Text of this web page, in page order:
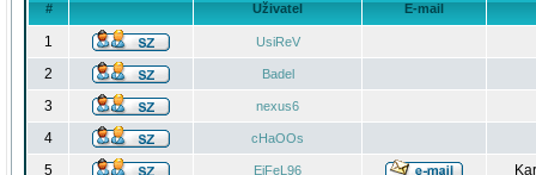
# Uživatel E-mail
1 UsiReV
2 Badel
3 nexus6
4 cHaOOs
5 EiFeL96